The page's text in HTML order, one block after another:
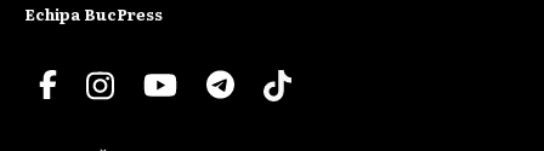
Echipa BucPress